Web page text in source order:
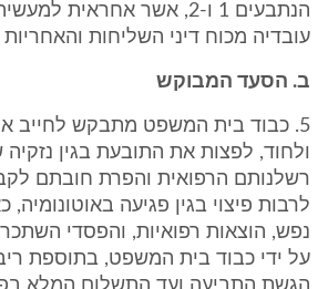
הנתבעים 1 ו-2, אשר אחראית
עובדיה מכוח דיני השליחות
ב. הסעד המבוקש
5. כבוד בית המשפט מתבקש לחייב
ולחוד, לפצות את התובעת בגין
רשלנותם הרפואית והפרת חובתם
לרבות פיצוי בגין פגיעה
נפש, הוצאות רפואיות, והפסדי
על ידי כבוד בית המשפט, בתוספת